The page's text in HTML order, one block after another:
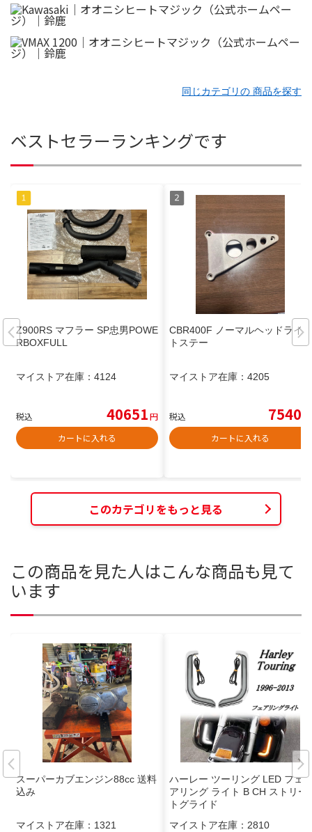
同じカテゴリの 商品を探す
ベストセラーランキングです
Z900RS マフラー SP忠男POWE
RBOXFULL
マイストア在庫： 4124
税込 40651円
カートに入れる
CBR400F ノーマルヘッドライ
トステー
マイストア在庫： 4205
税込 7540
カートに入れる
このカテゴリをもっと見る
この商品を見た人はこんな商品も見て
います
スーパーカブエンジン88cc 送料
込み
マイストア在庫： 1321
ハーレー ツーリング LED フェ
アリング ライト B CH ストリー
トグライド
マイストア在庫： 2810